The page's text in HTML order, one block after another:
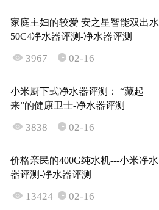
家庭主妇的较爱 安之星智能双出水
50C4净水器评测-净水器评测
 3967  02-16
小米厨下式净水器评测： “藏起
来”的健康卫士-净水器评测
 3838  02-16
价格亲民的400G纯水机---小米净水
器评测-净水器评测
 13424  02-16